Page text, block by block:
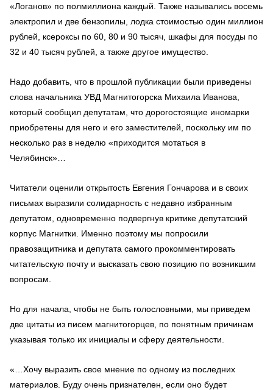
«Логанов» по полмиллиона каждый. Также назывались восемь
электропил и две бензопилы, лодка стоимостью один миллион
рублей, ксероксы по 60, 80 и 90 тысяч, шкафы для посуды по
32 и 40 тысяч рублей, а также другое имущество.
Надо добавить, что в прошлой публикации были приведены
слова начальника УВД Магнитогорска Михаила Иванова,
который сообщил депутатам, что дорогостоящие иномарки
приобретены для него и его заместителей, поскольку им по
несколько раз в неделю «приходится мотаться в
Челябинск»…
Читатели оценили открытость Евгения Гончарова и в своих
письмах выразили солидарность с недавно избранным
депутатом, одновременно подвергнув критике депутатский
корпус Магнитки. Именно поэтому мы попросили
правозащитника и депутата самого прокомментировать
читательскую почту и высказать свою позицию по возникшим
вопросам.
Но для начала, чтобы не быть голословными, мы приведем
две цитаты из писем магнитогорцев, по понятным причинам
указывая только их инициалы и сферу деятельности.
«…Хочу выразить свое мнение по одному из последних
материалов. Буду очень признателен, если оно будет